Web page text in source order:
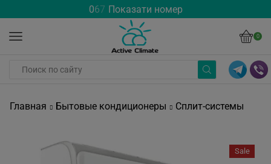
067 Показати номер
0
Главная Бытовые кондиционеры Сплит-системы
Sale